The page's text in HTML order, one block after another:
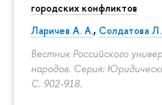
городских конфликтов
Ларичев А. А., Солдатова
Вестник Российского
народов. Серия:
С. 902-918.